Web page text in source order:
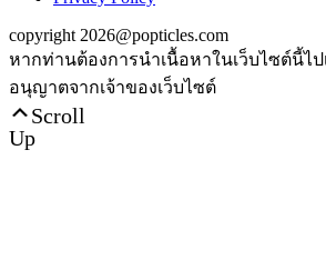
copyright 2026@popticles.com
หากท่านต้องการนำเนื้อหาในเว็บไซต์นี้ไป
อนุญาตจากเจ้าของเว็บไซต์
Scroll
Up